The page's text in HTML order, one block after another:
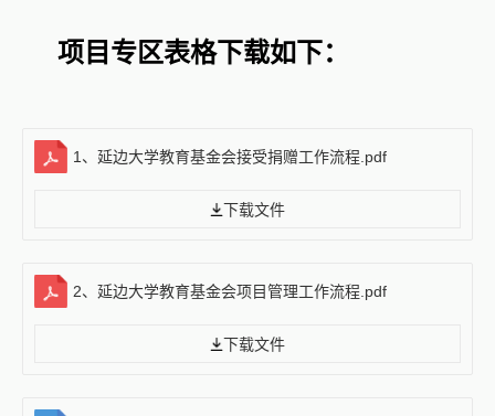
项目专区表格下载如下：
1、延边大学教育基金会接受捐赠工作流程.pdf
下载文件
2、延边大学教育基金会项目管理工作流程.pdf
下载文件